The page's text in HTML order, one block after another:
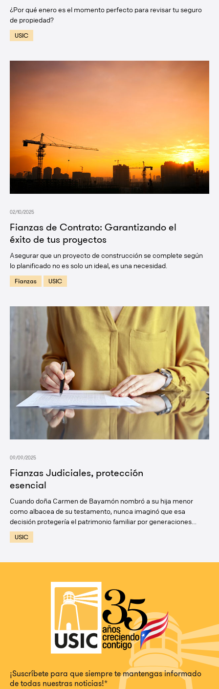
¿Por qué enero es el momento perfecto para revisar tu seguro
de propiedad?
USIC
Fianzas de Contrato: Garantizando el
éxito de tus proyectos
02/10/2025
Asegurar que un proyecto de construcción se complete según
lo planificado no es solo un ideal, es una necesidad.
Fianzas USIC
Fianzas Judiciales, protección
esencial
09/09/2025
Cuando doña Carmen de Bayamón nombró a su hija menor
como albacea de su testamento, nunca imaginó que esa
decisión protegería el patrimonio familiar por generaciones…
USIC
¡Suscríbete para que siempre te mantengas informado
de todas nuestras noticias!*